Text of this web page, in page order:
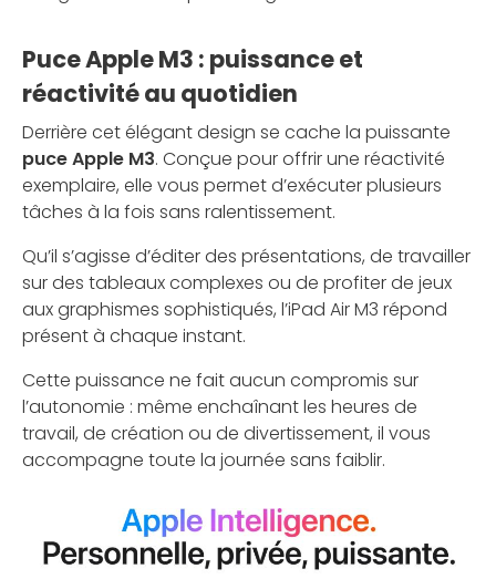
Puce Apple M3 : puissance et
réactivité au quotidien
Derrière cet élégant design se cache la puissante
puce Apple M3. Conçue pour offrir une réactivité
exemplaire, elle vous permet d’exécuter plusieurs
tâches à la fois sans ralentissement.
Qu’il s’agisse d’éditer des présentations, de travailler
sur des tableaux complexes ou de profiter de jeux
aux graphismes sophistiqués, l’iPad Air M3 répond
présent à chaque instant.
Cette puissance ne fait aucun compromis sur
l’autonomie : même enchaînant les heures de
travail, de création ou de divertissement, il vous
accompagne toute la journée sans faiblir.